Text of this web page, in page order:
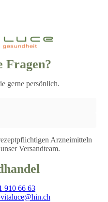
Fragen?
gerne persönlich.
Arzneimitteln
Versandteam.
910 66 63